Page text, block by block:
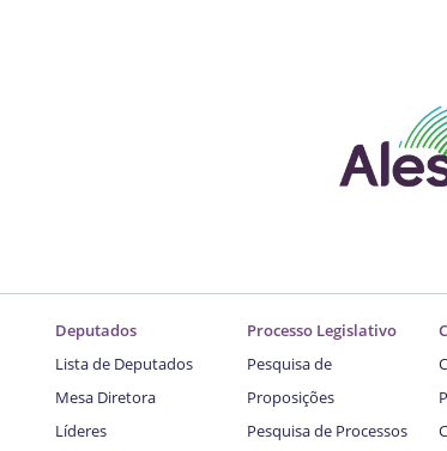
Deputados
Lista de Deputados
Mesa Diretora
Líderes
Processo Legislativo
Pesquisa de
Proposições
Pesquisa de Processos